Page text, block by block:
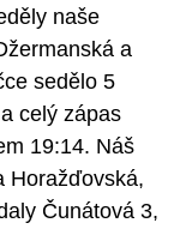
naše
a
sedělo 5
celý zápas
19:14. Náš
Horažďovská,
Čunátová 3,